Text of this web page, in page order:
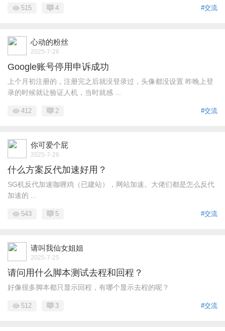
#交流
515 4
心动的粉丝
2025-7-26
Google账号停用申诉成功
上个月初注册的，注册完之后就没登录过，头像都没设置 昨晚上登
录的时候就让验证人机，当时就感 ...
#交流
412 2
你可爱个屁
2025-7-26
什么方案反代加速好用？
SG机反代加速咖喱鸡（已建站），网站加速。大佬们都是怎么反代
加速的 ...
#交流
543 5
请叫我仙女姐姐
2025-7-25
请问用什么脚本测试去程和回程？
好像很多脚本都只显示回程，有哪个显示去程的呢？
#交流
512 3